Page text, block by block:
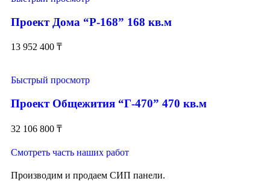
Проект Дома “Р-168” 168 кв.м
13 952 400 ₸
Быстрый просмотр
Проект Общежития “Г-470” 470 кв.м
32 106 800 ₸
Смотреть часть наших работ
Производим и продаем СИП панели.